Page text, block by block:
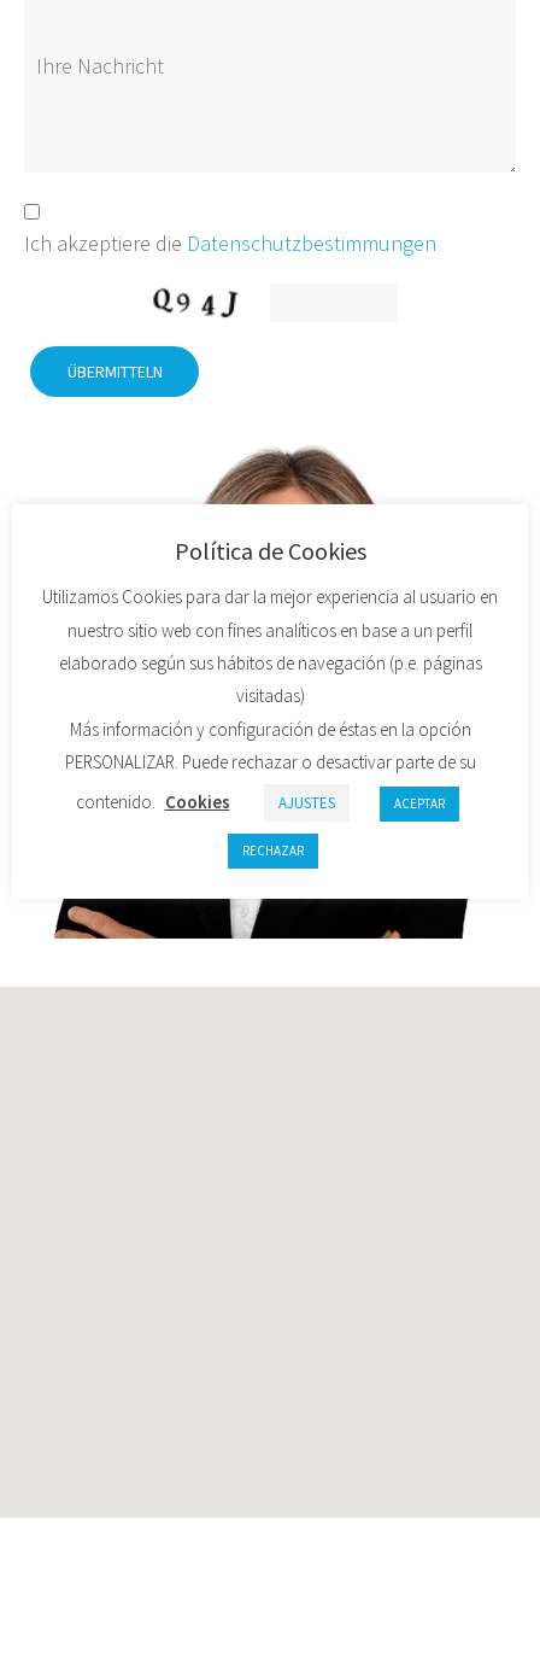
Ich akzeptiere die Datenschutzbestimmungen
Política de Cookies
Utilizamos Cookies para dar la mejor experiencia al usuario en
nuestro sitio web con fines analíticos en base a un perfil
elaborado según sus hábitos de navegación (p.e. páginas
visitadas)
Más información y configuración de éstas en la opción
PERSONALIZAR. Puede rechazar o desactivar parte de su
contenido. Cookies AJUSTES ACEPTAR
RECHAZAR